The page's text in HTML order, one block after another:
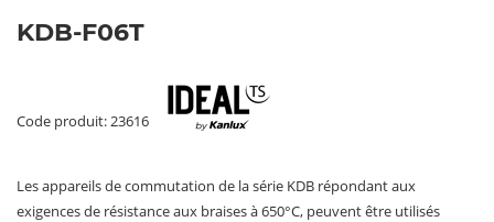
KDB-F06T
Code produit: 23616
Les appareils de commutation de la série KDB répondant aux
exigences de résistance aux braises à 650°C, peuvent être utilisés